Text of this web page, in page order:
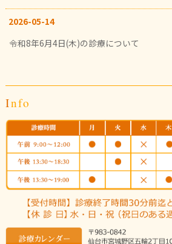
2026-05-14
令和8年6月4日(木)の診療について
Info